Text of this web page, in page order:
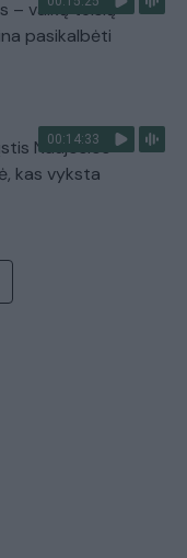
– vaikų teisių
pasikalbėti
00:14:33
Naujosios
kas vyksta